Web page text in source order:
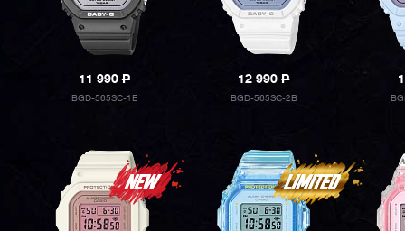
11 990P
BGD-565SC-1E
12 990P
BGD-565SC-2B